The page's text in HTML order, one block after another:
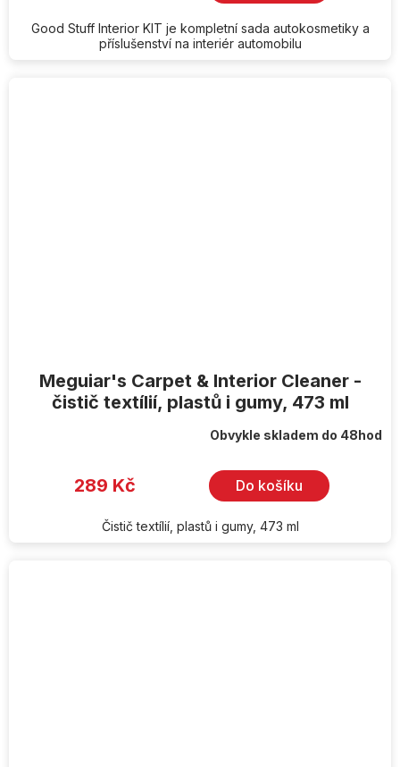
Good Stuff Interior KIT je kompletní sada autokosmetiky a
příslušenství na interiér automobilu
Meguiar's Carpet & Interior Cleaner -
čistič textílií, plastů i gumy, 473 ml
Obvykle skladem do 48hod
289 Kč Do košíku
Čistič textílií, plastů i gumy, 473 ml